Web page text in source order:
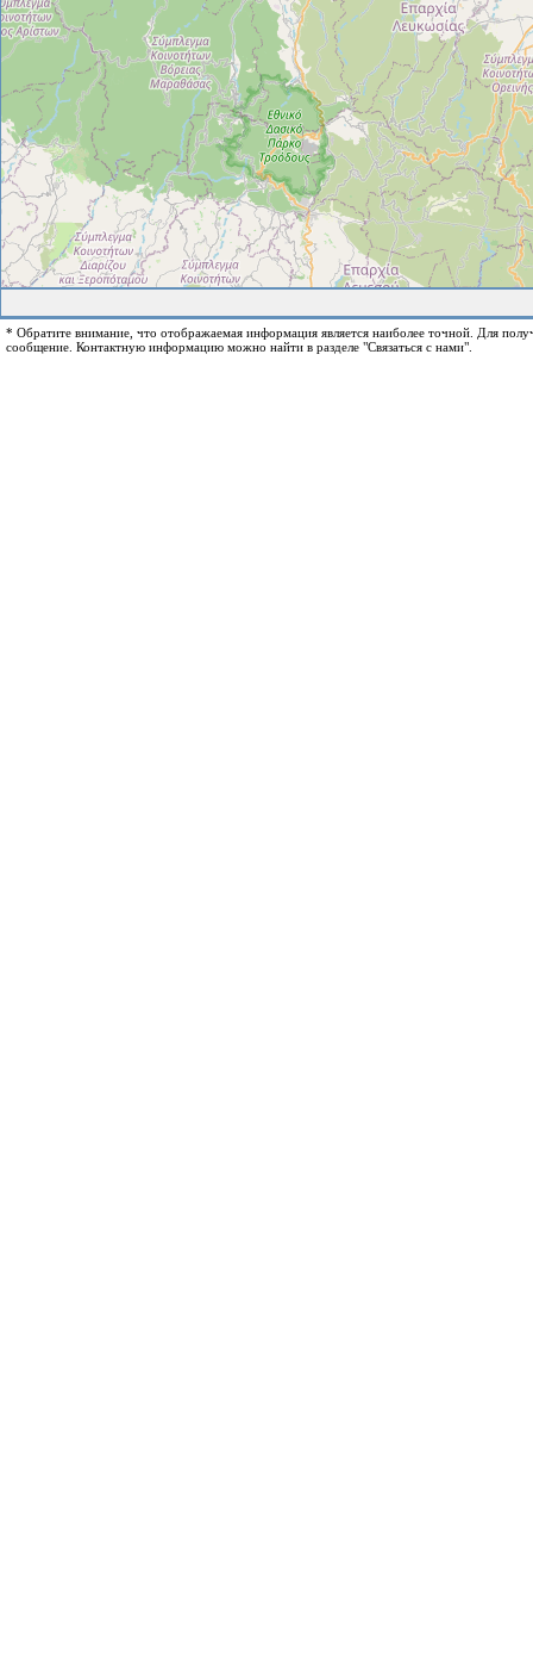
* Обратите внимание, что отображаемая информация является наиболее точной. Для
сообщение. Контактную информацию можно найти в разделе "Связаться с нами".